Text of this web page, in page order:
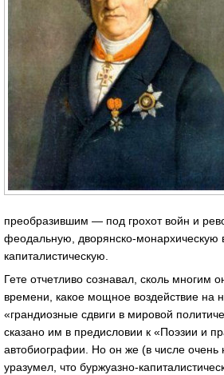
преобразившим — под грохот войн и
феодальную, дворянско-монархическую
капиталистическую.
Гете отчетливо сознавал, сколь многим
времени, какое мощное воздействие на
«грандиозные сдвиги в мировой
сказано им в предисловии к «Поэзии и
автобиографии. Но он же (в числе очень
уразумел, что буржуазно-